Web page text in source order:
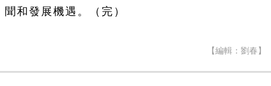
聞和發展機遇。（完）
【編輯：劉春】